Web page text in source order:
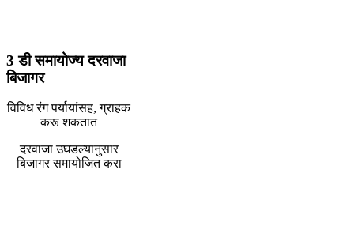
3 डी समायोज्य दरवाजा
बिजागर
विविध रंग पर्यायांसह, ग्राहक
करू शकतात
दरवाजा उघडल्यानुसार
बिजागर समायोजित करा